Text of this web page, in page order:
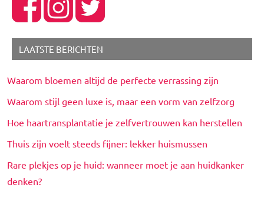
LAATSTE BERICHTEN
Waarom bloemen altijd de perfecte verrassing zijn
Waarom stijl geen luxe is, maar een vorm van zelfzorg
Hoe haartransplantatie je zelfvertrouwen kan herstellen
Thuis zijn voelt steeds fijner: lekker huismussen
Rare plekjes op je huid: wanneer moet je aan huidkanker
denken?